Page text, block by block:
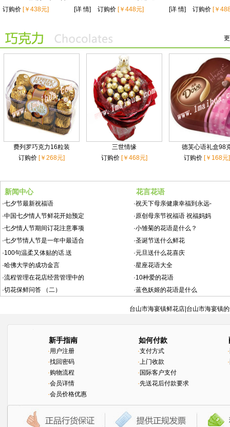
订购价 [￥438元] [详 情]
订购价 [￥448元] [详 情] 订购价 [￥
费列罗巧克力16粒装
订购价[￥268元]
三世情缘
订购价[￥468元]
德芙心语礼盒98
订购价[￥168元]
新闻中心
·七夕节最新祝福语
·中国七夕情人节鲜花开始预定
·七夕情人节期间订花注意事项
·七夕节情人节是一年中最适合
·100句温柔又体贴的话.送
·哈佛大学的成功金言
·流程管理在花店经营管理中的
·切花保鲜问答 （二）
花言花语
·祝天下母亲健康幸福到永远-
·原创母亲节祝福语 祝福妈妈
·小雏菊的花语是什么？
·圣诞节送什么鲜花
·元旦送什么花喜庆
·星座花语大全
·10种爱的花语
·蓝色妖姬的花语是什么
台山市海宴镇鲜花店|台山市海宴镇
新手指南
·用户注册
·找回密码
·购物流程
·会员详情
·会员价格优惠
如何付款
·支付方式
·上门收款
· 国际客户支付
·先送花后付款要求
·
·